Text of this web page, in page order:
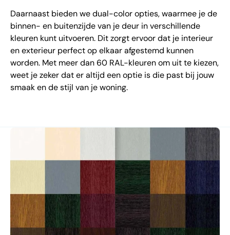
Daarnaast bieden we dual-color opties, waarmee je de
binnen- en buitenzijde van je deur in verschillende
kleuren kunt uitvoeren. Dit zorgt ervoor dat je interieur
en exterieur perfect op elkaar afgestemd kunnen
worden. Met meer dan 60 RAL-kleuren om uit te kiezen,
weet je zeker dat er altijd een optie is die past bij jouw
smaak en de stijl van je woning.